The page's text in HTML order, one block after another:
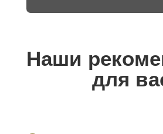
Наши
для